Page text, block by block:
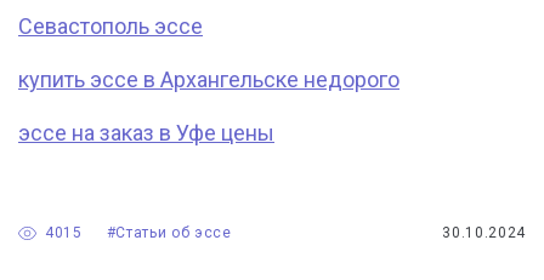
Севастополь эссе
купить эссе в Архангельске недорого
эссе на заказ в Уфе цены
30.10.2024
#Статьи об эссе
4015